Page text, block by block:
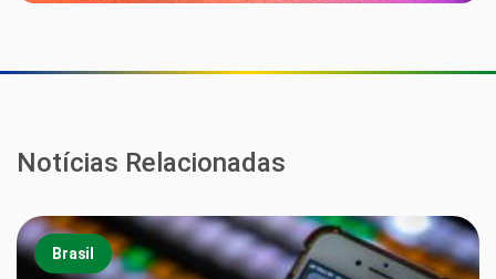
Notícias Relacionadas
Brasil